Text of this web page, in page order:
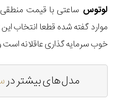
لوتوس ساعتی با قیمت
موارد گفته شده قطعا انتخاب این
خوب سرمایه گذاری عاقلانه
مدل های بیشتر در